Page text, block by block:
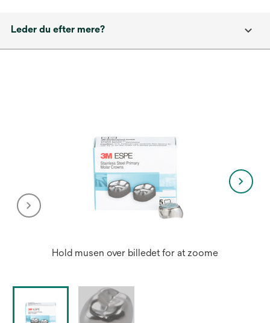
Leder du efter mere?
Hold musen over billedet for at zoome